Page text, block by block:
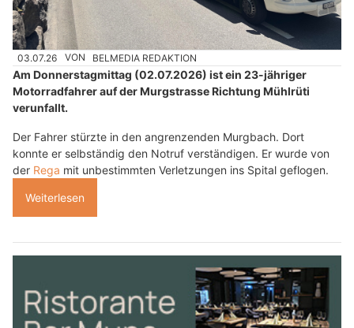
03.07.26 VON BELMEDIA REDAKTION
Am Donnerstagmittag (02.07.2026) ist ein 23-jähriger
Motorradfahrer auf der Murgstrasse Richtung Mühlrüti
verunfallt.
Der Fahrer stürzte in den angrenzenden Murgbach. Dort
konnte er selbständig den Notruf verständigen. Er wurde von
der Rega mit unbestimmten Verletzungen ins Spital geflogen.
Weiterlesen